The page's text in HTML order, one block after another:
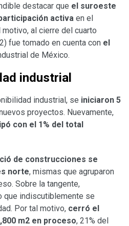
destacar que el suroeste
activa en el
al cierre del cuarto
fue tomado en cuenta con el
de México.
industrial
industrial, se iniciaron 5
proyectos. Nuevamente,
con el 1% del total
de construcciones se
norte, mismas que agruparon
Sobre la tangente,
que indiscutiblemente se
Por tal motivo, cerró el
m2 en proceso, 21% del